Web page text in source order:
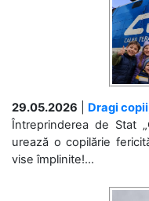
29.05.2026
Dragi
Întreprinderea de Stat
urează o copilărie
vise împlinite!...